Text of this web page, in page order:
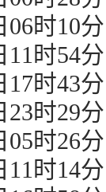
06时10分
11时54分
17时43分
23时29分
05时26分
11时14分